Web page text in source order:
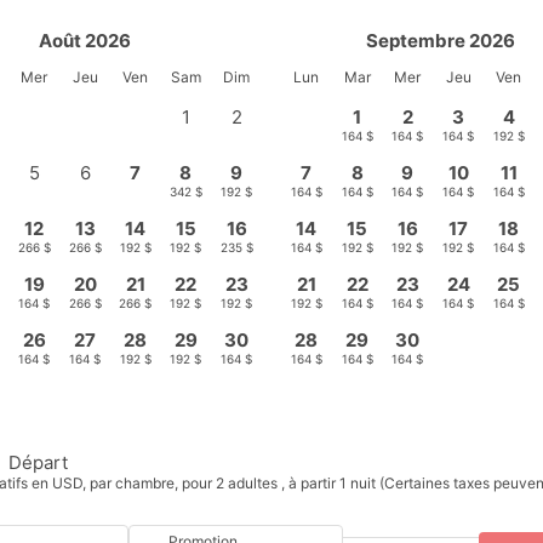
Août 2026
Mer Jeu Ven Sam Dim
1 2
5 6 7 8
342 $
9
192 $
12
266 $
13
266 $
14
192 $
15
192 $
16
235 $
19
164 $
20
266 $
21
266 $
22
192 $
23
192 $
26
164 $
27
164 $
28
192 $
29
192 $
30
164 $
Septembre 2026
Lun Mar Mer Jeu Ven
1
164 $
2
164 $
3
164 $
4
192 $
7
164 $
8
164 $
9
164 $
10
164 $
11
164 $
14
164 $
15
192 $
16
192 $
17
192 $
18
164 $
21
192 $
22
164 $
23
164 $
24
164 $
25
164 $
28
164 $
29
164 $
30
164 $
Départ
en USD, par chambre, pour 2 adultes , à partir 1 nuit (Certaines taxes